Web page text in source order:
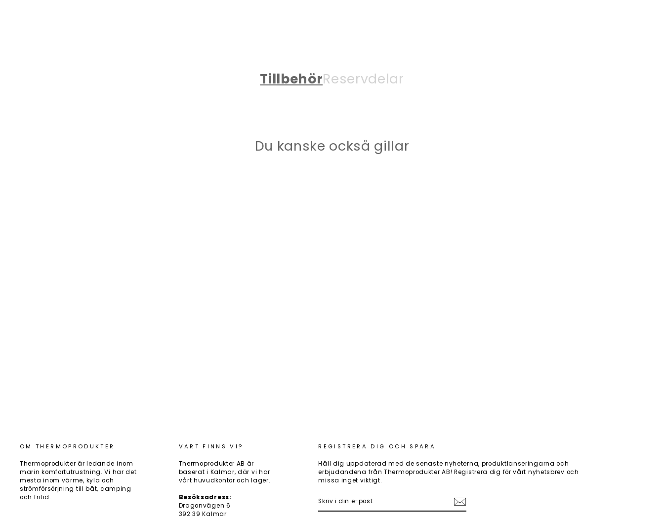
TillbehörReservdelar
Du kanske också gillar
OM THERMOPRODUKTER
Thermoprodukter är ledande inom
marin komfortutrustning. Vi har det
mesta inom värme, kyla och
strömförsörjning till båt, camping
och fritid.
VART FINNS VI?
Thermoprodukter AB är
baserat i Kalmar, där vi har
vårt huvudkontor och lager.
Besöksadress:
Dragonvägen 6
392 39 Kalmar
REGISTRERA DIG OCH SPARA
Håll dig uppdaterad med de senaste nyheterna, produktlanseringarna och
erbjudandena från Thermoprodukter AB! Registrera dig för vårt nyhetsbrev och
missa inget viktigt.
I